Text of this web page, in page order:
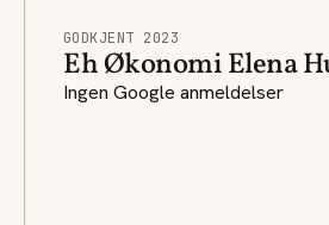
GODKJENT 2023
Eh Økonomi Elena
Ingen Google anmeldelser